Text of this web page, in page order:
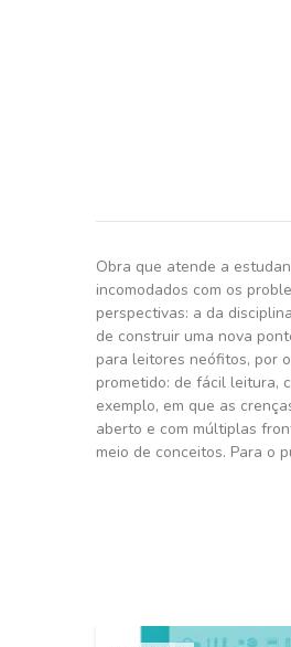
Obra que atende a
incomodados com os
perspectivas: a da
de construir uma nova
para leitores neófitos, por
prometido: de fácil leitura,
exemplo, em que as
aberto e com múltiplas
meio de conceitos. Para o